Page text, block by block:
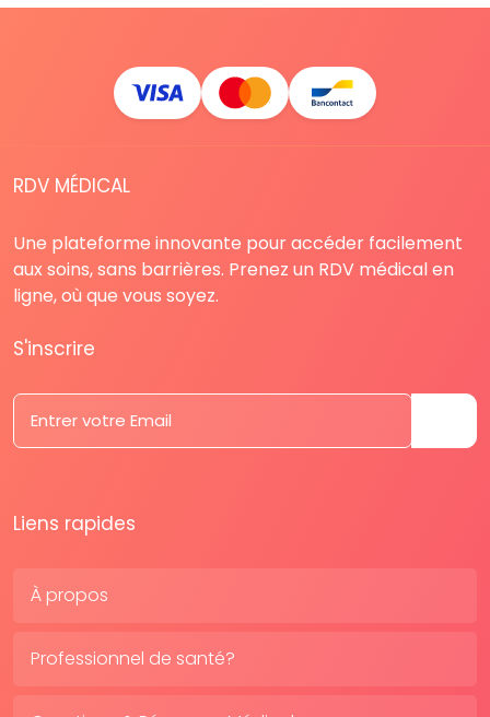
RDV MÉDICAL
Une plateforme innovante pour accéder facilement
aux soins, sans barrières. Prenez un RDV médical en
ligne, où que vous soyez.
S'inscrire
Liens rapides
À propos
Professionnel de santé?